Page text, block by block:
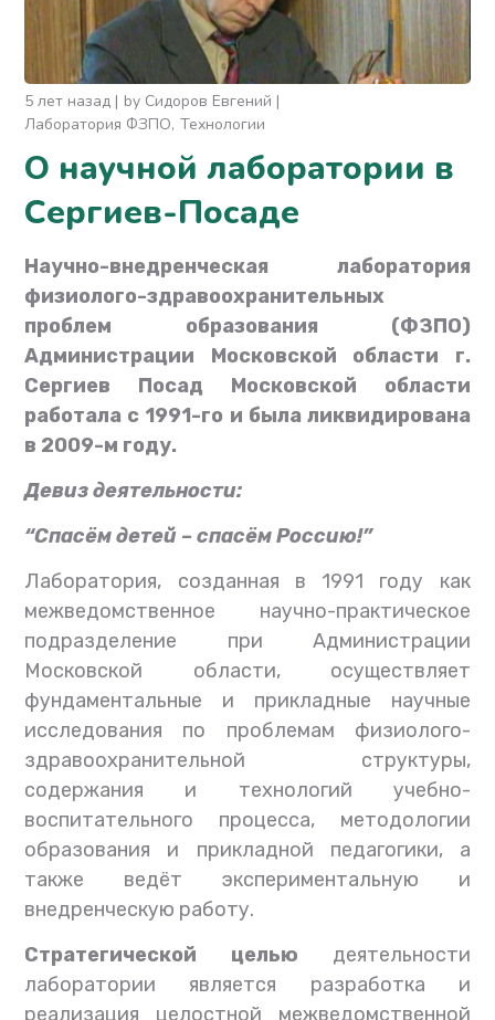
5 лет назад by Сидоров Евгений
Лаборатория ФЗПО Технологии
О научной лаборатории в
Сергиев-Посаде
Научно-внедренческая лаборатория
физиолого-здравоохранительных
проблем образования (ФЗПО)
Администрации Московской области г.
Сергиев Посад Московской области
работала с 1991-го и была ликвидирована
в 2009-м году.
Девиз деятельности:
“Спасём детей – спасём Россию!”
Лаборатория, созданная в 1991 году как
межведомственное научно-практическое
подразделение при Администрации
Московской области, осуществляет
фундаментальные и прикладные научные
исследования по проблемам физиолого-
здравоохранительной структуры,
содержания и технологий учебно-
воспитательного процесса, методологии
образования и прикладной педагогики, а
также ведёт экспериментальную и
внедренческую работу.
Стратегической целью
деятельности
лаборатории является разработка и
реализация целостной межведомственной